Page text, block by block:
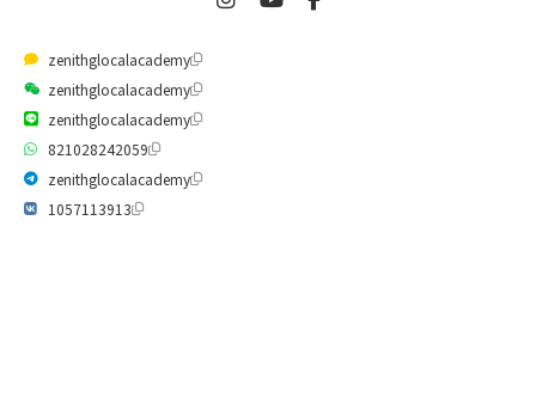
zenithglocalacademy
zenithglocalacademy
zenithglocalacademy
821028242059
zenithglocalacademy
1057113913